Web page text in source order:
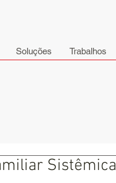
Soluções Trabalhos
Sistêmica